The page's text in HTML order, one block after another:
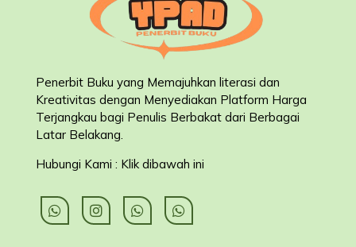
Penerbit Buku yang Memajuhkan literasi dan
Kreativitas dengan Menyediakan Platform Harga
Terjangkau bagi Penulis Berbakat dari Berbagai
Latar Belakang.
Hubungi Kami : Klik dibawah ini